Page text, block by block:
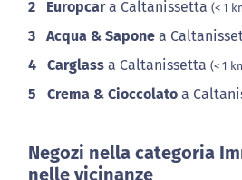
2 Europcara Caltanissetta (< 1
3 Acqua & Sapone a
4 Carglass a Caltanissetta (< 1
5 Crema & Cioccolato a
Negozi nella categoria
nelle vicinanze